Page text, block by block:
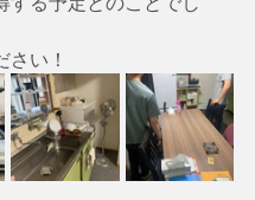
さい！